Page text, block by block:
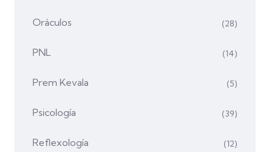
Oráculos (28)
PNL (14)
Prem Kevala (5)
Psicología (39)
Reflexología (12)